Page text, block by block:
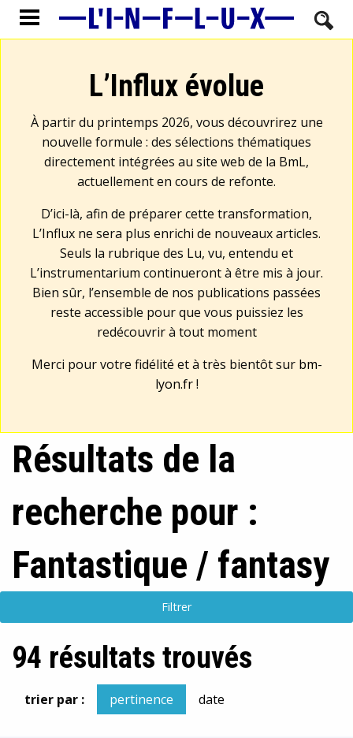
L’Influx évolue
À partir du printemps 2026, vous découvrirez une
nouvelle formule : des sélections thématiques
directement intégrées au site web de la BmL,
actuellement en cours de refonte.
D’ici-là, afin de préparer cette transformation,
L’Influx ne sera plus enrichi de nouveaux articles.
Seuls la rubrique des Lu, vu, entendu et
L’instrumentarium continueront à être mis à jour.
Bien sûr, l’ensemble de nos publications passées
reste accessible pour que vous puissiez les
redécouvrir à tout moment
Merci pour votre fidélité et à très bientôt sur bm-
lyon.fr!
Résultats de la
recherche pour :
Fantastique / fantasy
Filtrer
94 résultats trouvés
trier par : pertinence date